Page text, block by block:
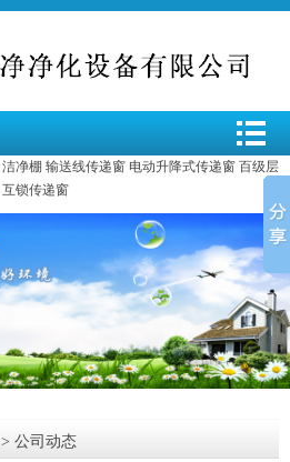
洁净棚 输送线传递窗 电动升降式传递窗 百级层
互锁传递窗
> 公司动态